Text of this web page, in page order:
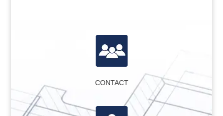
CONTACT